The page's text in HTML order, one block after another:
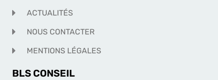
ACTUALITÉS
NOUS CONTACTER
MENTIONS LÉGALES
BLS CONSEIL